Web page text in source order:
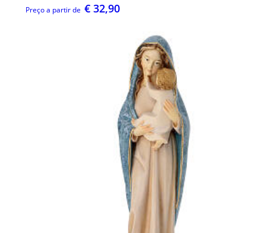
Preço a partir de € 32,90